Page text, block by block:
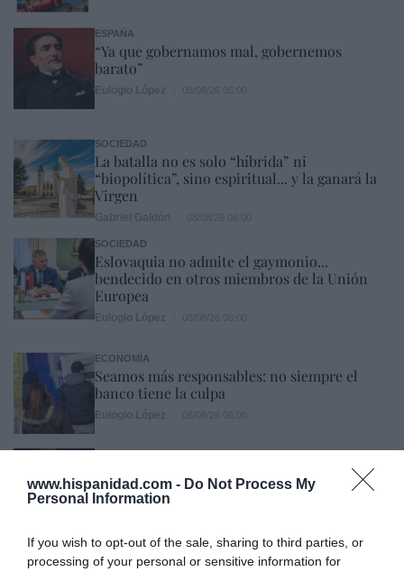
www.hispanidad.com - Do Not Process My
Personal Information
If you wish to opt-out of the sale, sharing to third parties, or
processing of your personal or sensitive information for
ESPAÑA
“Ya que gobernamos mal, gobernemos
barato”
SOCIEDAD
La batalla no es solo “híbrida” ni
“biopolítica”, sino espiritual... y la ganará la
Virgen
SOCIEDAD
Eslovaquia no admite el gaymonio...
bendecido en otros miembros de la Unión
Europea
ECONOMÍA
Seamos más responsables: no siempre el
banco tiene la culpa
INTERNACIONAL
Occidente, la de Nagasaki sí: era la ciudad
católica del Japón